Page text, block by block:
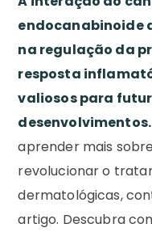
endocanabinoide
na regulação da
resposta
valiosos para
aprender mais
revolucionar o
dermatológicas,
artigo. Descubra